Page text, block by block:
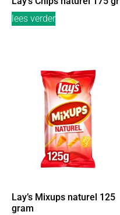
lees verder
Lay’s Mixups naturel 125
gram